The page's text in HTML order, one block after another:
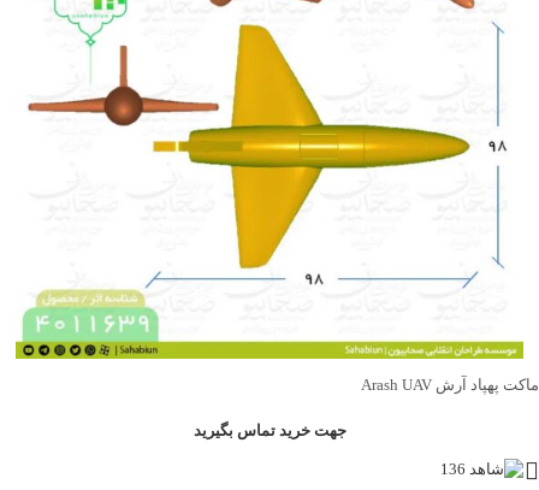
ماکت پهپاد آرش Arash UAV
جهت خرید تماس بگیرید